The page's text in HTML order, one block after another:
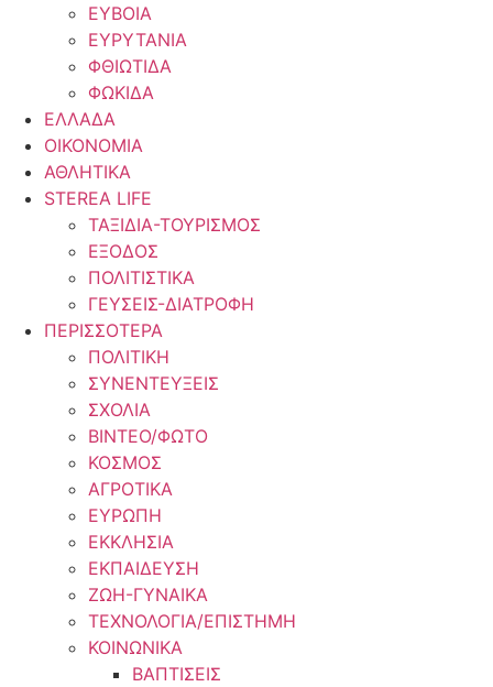
ΕΥΒΟΙΑ
ΕΥΡΥΤΑΝΙΑ
ΦΘΙΩΤΙΔΑ
ΦΩΚΙΔΑ
ΕΛΛΑΔΑ
ΟΙΚΟΝΟΜΙΑ
ΑΘΛΗΤΙΚΑ
STEREA LIFE
ΤΑΞΙΔΙΑ-ΤΟΥΡΙΣΜΟΣ
ΕΞΟΔΟΣ
ΠΟΛΙΤΙΣΤΙΚΑ
ΓΕΥΣΕΙΣ-ΔΙΑΤΡΟΦΗ
ΠΕΡΙΣΣΟΤΕΡΑ
ΠΟΛΙΤΙΚΗ
ΣΥΝΕΝΤΕΥΞΕΙΣ
ΣΧΟΛΙΑ
ΒΙΝΤΕΟ/ΦΩΤΟ
ΚΟΣΜΟΣ
ΑΓΡΟΤΙΚΑ
ΕΥΡΩΠΗ
ΕΚΚΛΗΣΙΑ
ΕΚΠΑΙΔΕΥΣΗ
ΖΩΗ-ΓΥΝΑΙΚΑ
ΤΕΧΝΟΛΟΓΙΑ/ΕΠΙΣΤΗΜΗ
ΚΟΙΝΩΝΙΚΑ
ΒΑΠΤΙΣΕΙΣ